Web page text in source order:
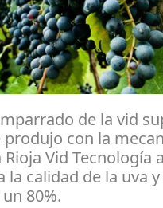
de la vid
con la
Vid Tecnología
calidad de la uva
80%.